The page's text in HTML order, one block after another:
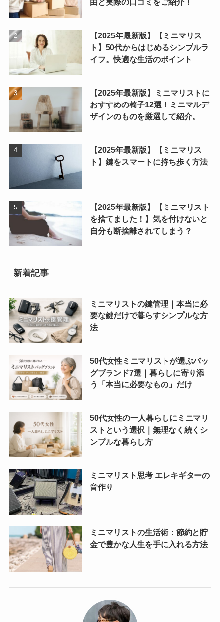
由と実際の口コミをご紹介！
【2025年最新版】【ミニマリス
ト】50代からはじめるシンプルラ
イフ。快適な生活のポイント
【2025年最新版】ミニマリストに
おすすめの椅子12選！ミニマルデ
ザインのものを厳選して紹介。
【2025年最新版】【ミニマリス
ト】鍵をスマートに持ち歩く方法
【2025年最新版】【ミニマリスト
を捨てました！】気を付けないと
自分も断捨離されてしまう？
新着記事
ミニマリストの鍵管理｜本当に必
要な鍵だけで暮らすシンプルな方
法
50代女性ミニマリストが選ぶバッ
グブランド7選｜暮らしに寄り添
う「本当に必要なもの」だけ
50代女性の一人暮らしにミニマリ
ストという選択｜無理なく続くシ
ンプルな暮らし方
ミニマリスト思考 エレキギターの
音作り
ミニマリストの生活術：節約と貯
金で豊かな人生を手に入れる方法